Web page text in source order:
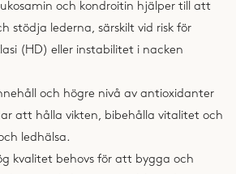
och kondroitin hjälper till att
stödja lederna, särskilt vid risk för
(HD) eller instabilitet i nacken
och högre nivå av antioxidanter
att hålla vikten, bibehålla vitalitet och
ledhälsa.
kvalitet behovs för att bygga och